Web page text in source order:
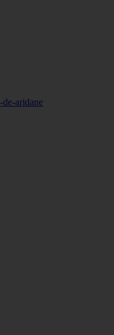
de-aridane